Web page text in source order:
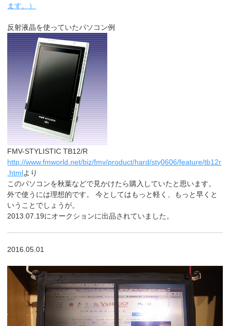
ます。）
反射液晶を使っていたパソコン例
FMV-STYLISTIC TB12/R
http://www.fmworld.net/biz/fmv/product/hard/sty0606/feature/tb12r
.htmlより
このパソコンを秋葉などで見かけたら購入していたと思います。
外で使うには理想的です。 今としてはもっと軽く、もっと早くと
いうことでしょうが。
2013.07.19にオークションに出品されていました。
2016.05.01